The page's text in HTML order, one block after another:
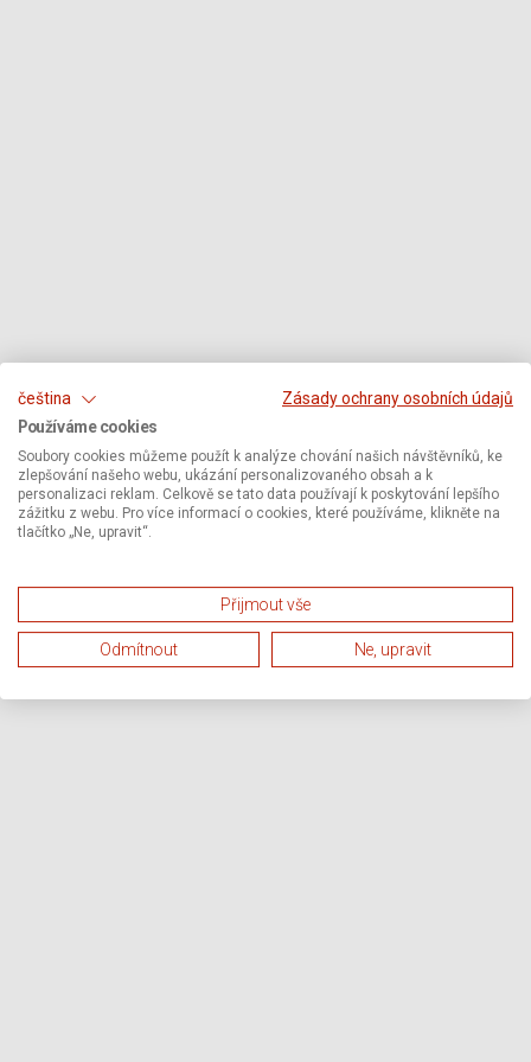
čeština
Zásady ochrany osobních údajů
Používáme cookies
Soubory cookies můžeme použít k analýze chování našich návštěvníků, ke
zlepšování našeho webu, ukázání personalizovaného obsah a k
personalizaci reklam. Celkově se tato data používají k poskytování lepšího
zážitku z webu. Pro více informací o cookies, které používáme, klikněte na
tlačítko „Ne, upravit“.
Přijmout vše
Odmítnout Ne, upravit